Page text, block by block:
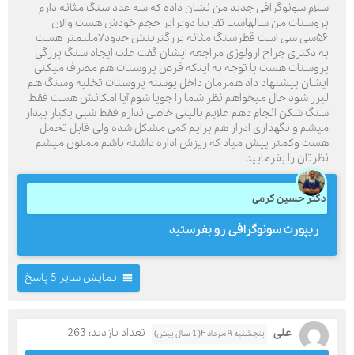
سلام سونوگرافی جدید من نشان داده که سه عدد سنگ مثانه دارم
پروستات من سالهاست تقریبا دوبرابر حجم خودش هست والان
۵۶سی سی است قطرسنگ مثانه بزرگترینش حدود۷ملیمتر هست
به دکتری جراح ارولوژی مراجعه ایشان گفت علت ایجاد سنگ بزرگی
پروستات هست با توجه به اینکه قرص پروستات هم مصرف میکنی
ایشان پیشنهاد داد همزمان داخل پوسته پروستات تخلیه وسنگ هم
لیزر شود حال میخواهم نظر شما را جویا شوم آیا امکانش هست فقط
سنگ شکن انجام دهم علایم بالینی خاصی ندارم فقط شبی یکبار بیدار
میشم و نگهداری ادرار هم برایم کمی مشکل شده ولی قابل تحمل
هست وکمتر پیش میاد که ریزش اداره داشته باشم ممنون میشم
نظرتان را بفرمایید
دکتر حسین کرمی
ریپورت سونوگرافی رو بفرستید
نمایش سایر 5 پاسخ
علی پنجشنبه ۹ مرداد ۴( 1 سال پیش)
تعداد بازدید: 263